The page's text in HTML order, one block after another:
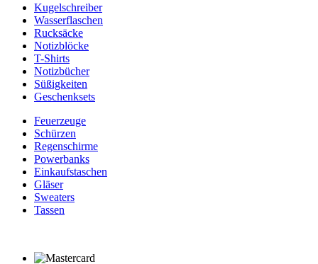
Kugelschreiber
Wasserflaschen
Rucksäcke
Notizblöcke
T-Shirts
Notizbücher
Süßigkeiten
Geschenksets
Feuerzeuge
Schürzen
Regenschirme
Powerbanks
Einkaufstaschen
Gläser
Sweaters
Tassen